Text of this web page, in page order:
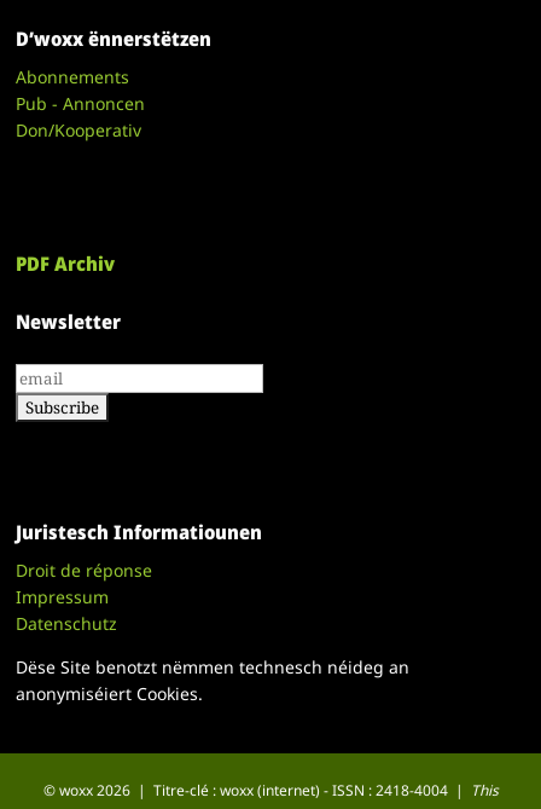
D’woxx ënnerstëtzen
Abonnements
Pub - Annoncen
Don/Kooperativ
PDF Archiv
Newsletter
Juristesch Informatiounen
Droit de réponse
Impressum
Datenschutz
Dëse Site benotzt nëmmen technesch néideg an
anonymiséiert Cookies.
© woxx 2026 | Titre-clé : woxx (internet) - ISSN : 2418-4004 |
This